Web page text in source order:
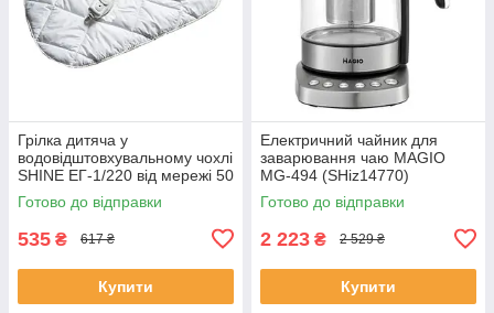
Грілка дитяча у
водовідштовхувальному чохлі
SHINE ЕГ-1/220 від мережі 50
х 30 см (SHiz16574)
Готово до відправки
535 ₴ 617 ₴
Купити
Електричний чайник для
заварювання чаю MAGIO
MG-494 (SHiz14770)
Готово до відправки
2 223 ₴ 2 529 ₴
Купити